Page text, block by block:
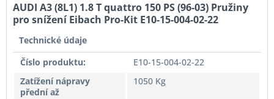
AUDI A3 (8L1) 1.8 T quattro 150 PS (96-03) Pružiny
pro snížení Eibach Pro-Kit E10-15-004-02-22
Technické údaje
Číslo produktu:
E10-15-004-02-22
Zatížení nápravy
přední až
1050 Kg